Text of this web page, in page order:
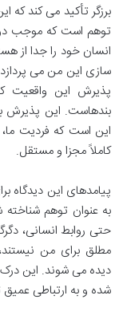
برزگر تأکید می کند
توهم است که موجب
انسان خود را جدا از
سازی این من می
پذیرش این واقعیت
بندهاست. این پذیرش
این است که فردیت
کاملاً مجزا و مستقل.
پیامدهای این
به عنوان توهم
حتی روابط انسانی،
مطلق برای من
دیده می شوند. این
شده و به ارتباطی